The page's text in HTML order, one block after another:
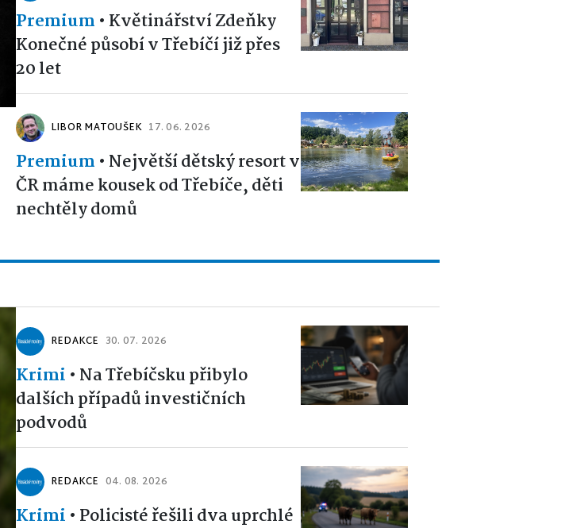
Premium • Květinářství Zdeňky
Konečné působí v Třebíčí již přes
20 let
LIBOR MATOUŠEK 17. 06. 2026
Premium • Největší dětský resort v
ČR máme kousek od Třebíče, děti
nechtěly domů
REDAKCE 30. 07. 2026
Krimi • Na Třebíčsku přibylo
dalších případů investičních
podvodů
REDAKCE 04. 08. 2026
Krimi • Policisté řešili dva uprchlé